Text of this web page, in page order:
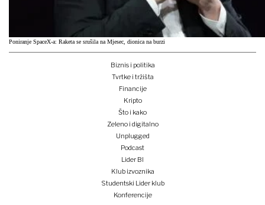
Poniranje SpaceX-a: Raketa se srušila na Mjesec, dionica na burzi
Biznis i politika
Tvrtke i tržišta
Financije
Kripto
Što i kako
Zeleno i digitalno
Unplugged
Podcast
Lider BI
Klub izvoznika
Studentski Lider klub
Konferencije